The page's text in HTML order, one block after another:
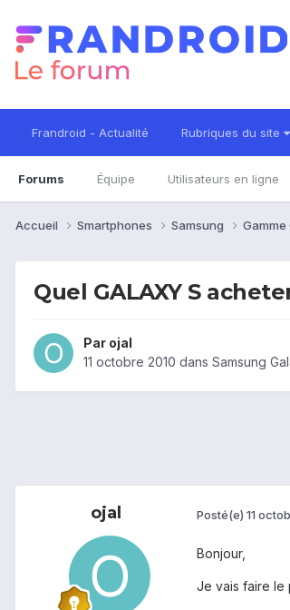
Frandroid - Actualité Rubriques du site
Forums Équipe Utilisateurs en ligne
Accueil Smartphones Samsung Gamme
Quel GALAXY S
Par ojal
11 octobre 2010 dans Samsung
ojal Posté(e) 11
Bonjour,
Je vais faire le